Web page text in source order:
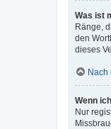
Was ist
Ränge,
den
dieses
Nach
Wenn
Nur